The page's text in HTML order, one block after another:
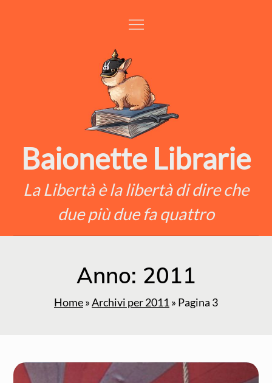
Baionette Librarie
La Libertà è la libertà di dire che
due più due fa quattro
Anno: 2011
Home»Archivi per 2011 » Pagina 3